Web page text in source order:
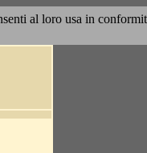
al loro usa in